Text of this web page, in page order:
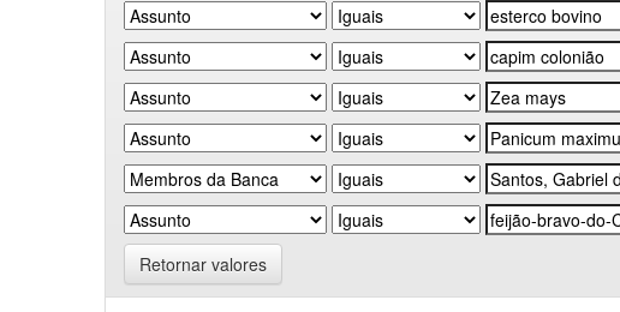
Retornar valores